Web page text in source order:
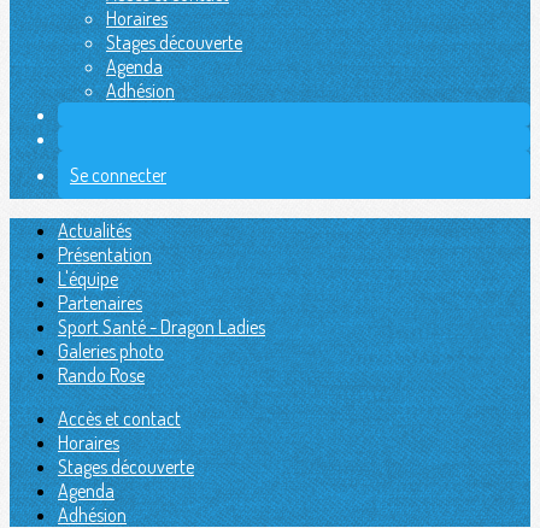
Horaires
Stages découverte
Agenda
Adhésion
Se connecter
Actualités
Présentation
L'équipe
Partenaires
Sport Santé - Dragon Ladies
Galeries photo
Rando Rose
Accès et contact
Horaires
Stages découverte
Agenda
Adhésion